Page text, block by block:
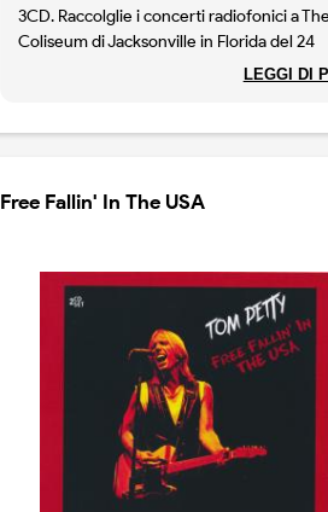
3CD. Raccolglie i concerti radiofonici a The
Coliseum di Jacksonville in Florida del 24
luglio 1987, a Dean's Dome di Chapell Hill
LEGGI DI
Free Fallin' In The USA